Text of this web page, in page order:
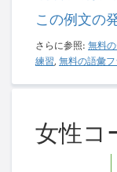
この例文の
さらに参照: 無料
練習, 無料の語彙
女性コ